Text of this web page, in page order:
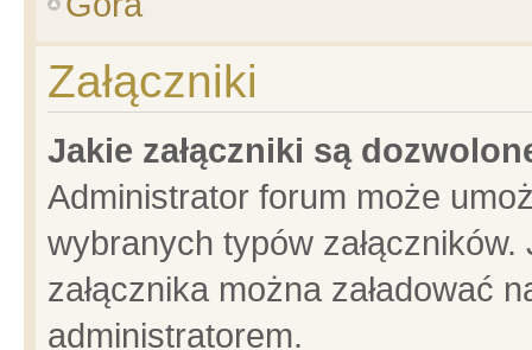
Załączniki
Jakie załączniki są
Administrator forum może
wybranych typów
załącznika można załadować
administratorem.